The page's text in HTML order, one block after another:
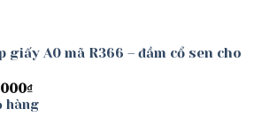
giấy A0 mã R366 – đầm cổ sen cho
₫
hàng